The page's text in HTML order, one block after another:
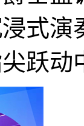
式演
跃动